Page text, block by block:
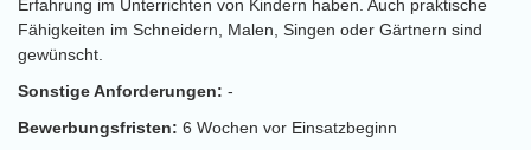
Erfahrung im Unterrichten von Kindern haben. Auch praktische
Fähigkeiten im Schneidern, Malen, Singen oder Gärtnern sind
gewünscht.
Sonstige Anforderungen: -
Bewerbungsfristen: 6 Wochen vor Einsatzbeginn